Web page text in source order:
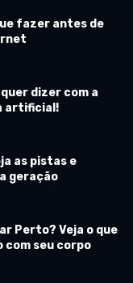
fazer antes de
dizer com a
artificial!
as pistas e
geração
Perto? Veja o que
com seu corpo